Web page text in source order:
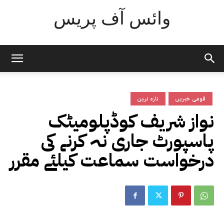
وائس آف پریس
تازہ ترین قومی خبریں
نواز شریف کوڈپلومیٹک
پاسپورٹ جاری نہ کرنے کی
درخواست سماعت کیلئے مقرر